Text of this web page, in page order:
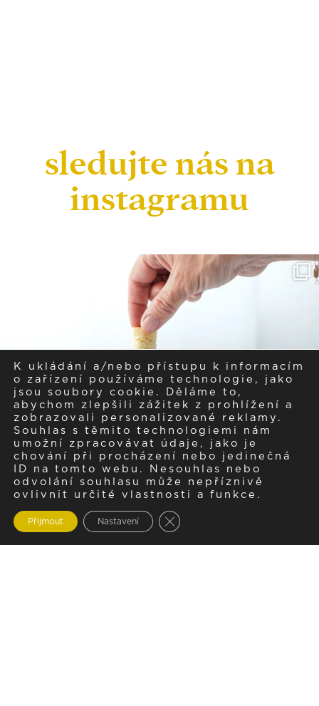
sledujte nás na
instagramu
K ukládání a/nebo přístupu k informacím
o zařízení používáme technologie, jako
jsou soubory cookie. Děláme to,
abychom zlepšili zážitek z prohlížení a
zobrazovali personalizované reklamy.
Souhlas s těmito technologiemi nám
umožní zpracovávat údaje, jako je
chování při procházení nebo jedinečná
ID na tomto webu. Nesouhlas nebo
odvolání souhlasu může nepříznivě
ovlivnit určité vlastnosti a funkce.
Přijmout Nastavení Zavřít cookie lištu GDPR